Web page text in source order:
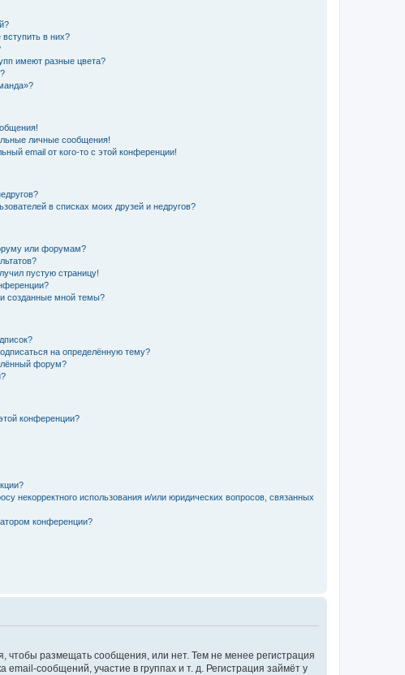
вступить в них?
имеют разные цвета?
личные сообщения!
email от кого-то с этой конференции!
в списках моих друзей и недругов?
или форумам?
пустую страницу!
созданные мной темы?
на определённую тему?
форум?
конференции?
некорректного использования и/или юридических вопросов, связанных
конференции?
чтобы размещать сообщения, или нет. Тем не менее регистрация
сообщений, участие в группах и т. д. Регистрация займёт у